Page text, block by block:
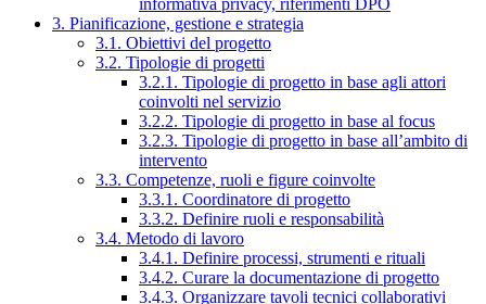
informativa privacy, riferimenti DPO
3. Pianificazione, gestione e strategia
3.1. Obiettivi del progetto
3.2. Tipologie di progetti
3.2.1. Tipologie di progetto in base agli attori
coinvolti nel servizio
3.2.2. Tipologie di progetto in base al focus
3.2.3. Tipologie di progetto in base all’ambito di
intervento
3.3. Competenze, ruoli e figure coinvolte
3.3.1. Coordinatore di progetto
3.3.2. Definire ruoli e responsabilità
3.4. Metodo di lavoro
3.4.1. Definire processi, strumenti e rituali
3.4.2. Curare la documentazione di progetto
3.4.3. Organizzare tavoli tecnici collaborativi